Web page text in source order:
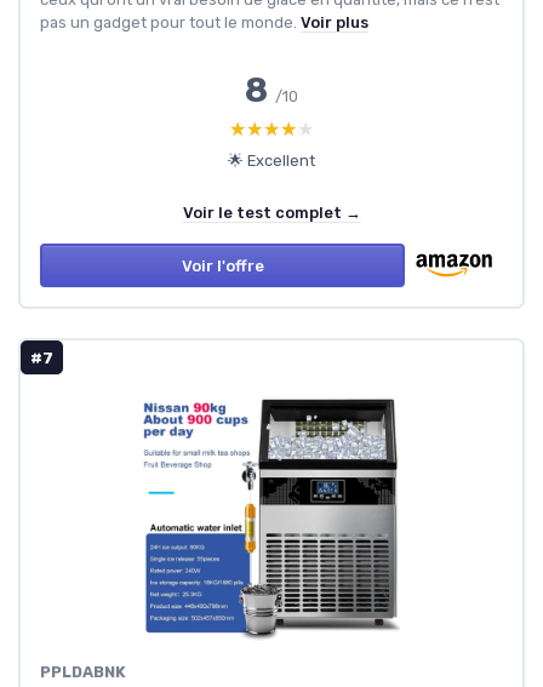
pas un gadget pour tout le monde. Voir plus
8 /10
★★★★★
★★★★★
🌟 Excellent
Voir le test complet →
Voir l'offre
#7
‎PPLDABNK